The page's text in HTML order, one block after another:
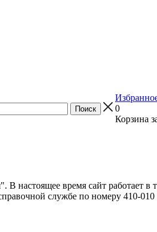
0
Корзина
время сайт работает в
службе по номеру 410-010